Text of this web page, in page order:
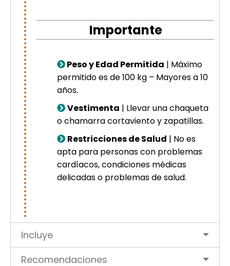
Importante
Peso y Edad Permitida | Máximo
permitido es de 100 kg – Mayores a 10
años.
Vestimenta | Llevar una chaqueta
o chamarra cortaviento y zapatillas.
Restricciones de Salud | No es
apta para personas con problemas
cardíacos, condiciones médicas
delicadas o problemas de salud.
Incluye
Recomendaciones